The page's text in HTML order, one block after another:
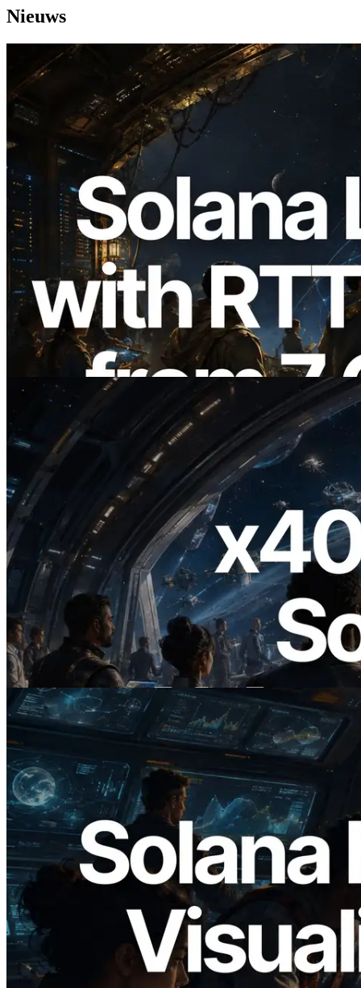
Nieuws
2026.08.05
ERPC Breidt Solana Leader Slot API Uit
met Pingmeting vanuit 7 Wereldwijde
Regio’s — Validators Information API
Ook Gelanceerd
2026.07.04
ERPC Lanceert x402-Enabled Solana
RPC — Het Tijdperk Waarin AI Agents
On Demand Voor API's Betalen
Lees dit artikel
2026.05.24
Validators Solutions lanceert Solana
Block Analyzer — blockproductietijd per
slot en de toegewezen validator
gevisualiseerd